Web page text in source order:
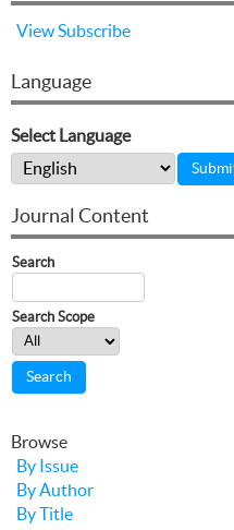
View Subscribe
Language
Select Language
Journal Content
Search
Search Scope
Browse
By Issue
By Author
By Title